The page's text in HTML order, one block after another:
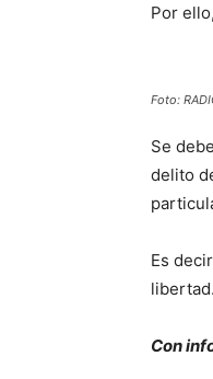
Por
Foto:
Se
delito
Es
libertad.
Con